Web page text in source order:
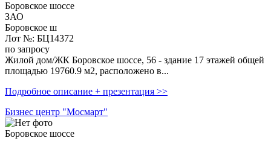
Боровское шоссе
ЗАО
Боровское ш
Лот №: БЦ14372
по запросу
Жилой дом/ЖК Боровское шоссе, 56 - здание 17 этажей общей
площадью 19760.9 м2, расположено в...
Подробное описание + презентация >>
Бизнес центр "Мосмарт"
Боровское шоссе